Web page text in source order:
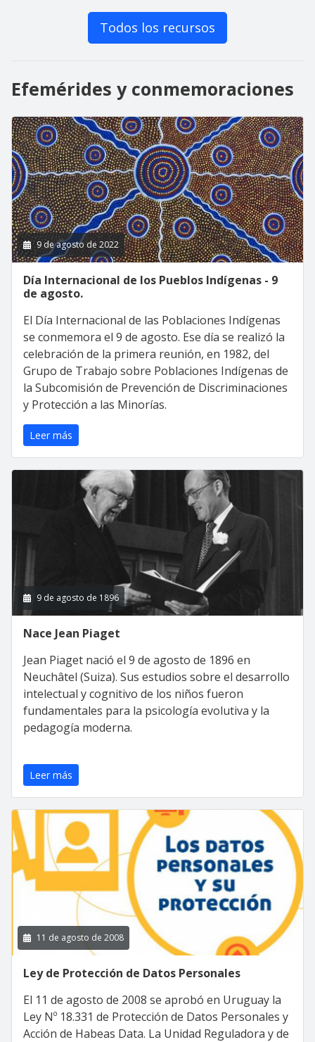
Todos los recursos
Efemérides y conmemoraciones
9 de agosto de 2022
Día Internacional de los Pueblos Indígenas - 9
de agosto.
El Día Internacional de las Poblaciones Indígenas
se conmemora el 9 de agosto. Ese día se realizó la
celebración de la primera reunión, en 1982, del
Grupo de Trabajo sobre Poblaciones Indígenas de
la Subcomisión de Prevención de Discriminaciones
y Protección a las Minorías.
Leer más
9 de agosto de 1896
Nace Jean Piaget
Jean Piaget nació el 9 de agosto de 1896 en
Neuchâtel (Suiza). Sus estudios sobre el desarrollo
intelectual y cognitivo de los niños fueron
fundamentales para la psicología evolutiva y la
pedagogía moderna.
Leer más
11 de agosto de 2008
Ley de Protección de Datos Personales
El 11 de agosto de 2008 se aprobó en Uruguay la
Ley Nº 18.331 de Protección de Datos Personales y
Acción de Habeas Data. La Unidad Reguladora y de